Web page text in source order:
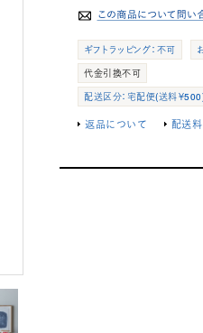
ギフトラッピング：不可
代金引換不可
配送区分：宅配便(送料￥
返品について 配送